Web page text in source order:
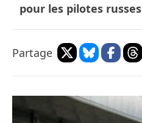
pour les pilotes russes
Partage